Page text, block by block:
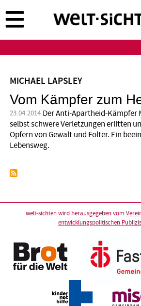
zum
Inhalt
MICHAEL LAPSLEY
Vom Kämpfer zum
23.04.2014 Der Anti-Apartheid-Kämpfer
selbst schwere Verletzungen erlitten
Opfern von Gewalt und Folter. Ein
Lebensweg.
welt-sichten wird herausgegeben vom
entwicklungspolitischen